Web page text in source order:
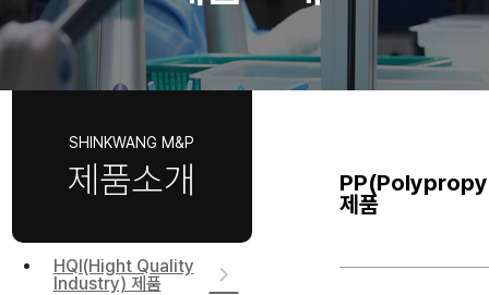
제품소개
HQI(Hight Quality
Industry) 제품
제품